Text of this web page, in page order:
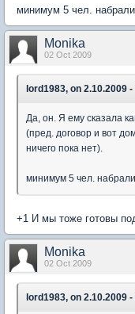
минимум 5 чел.
Monika
02 Oct 2009
lord1983, on 2.10.2009 -
Да, он. Я ему сказала
(пред. договор и вот
ничего пока нет).
минимум 5 чел.
+1 И мы тоже готовы
Monika
02 Oct 2009
lord1983, on 2.10.2009 -